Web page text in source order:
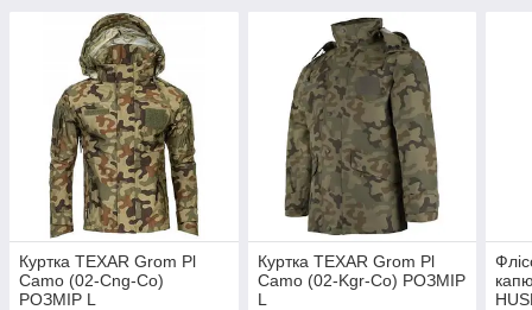
Куртка TEXAR Grom Pl
Camo (02-Cng-Co)
РОЗМІР L
Куртка TEXAR Grom Pl
Camo (02-Kgr-Co) РОЗМІР
L